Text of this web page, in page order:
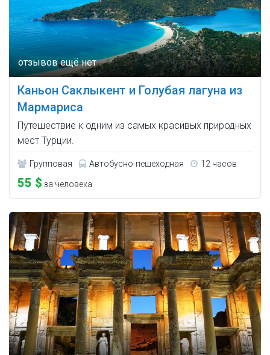
Каньон Саклыкент и Голубая лагуна из
Мармариса
Путешествие к одним из самых красивых природных
мест Турции.
Групповая Автобусно-пешеходная 12 часов
55 $ за человека